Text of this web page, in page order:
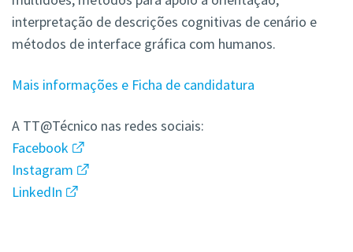
interpretação de descrições cognitivas de cenário e
métodos de interface gráfica com humanos.
Mais informações e Ficha de candidatura
A TT@Técnico nas redes sociais:
Facebook
Instagram
LinkedIn